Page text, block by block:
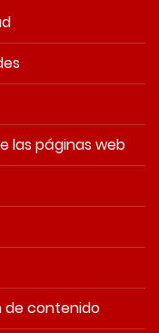
las páginas web
de contenido